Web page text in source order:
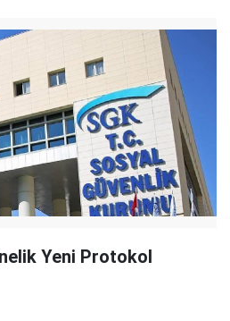
Yeni Protokol